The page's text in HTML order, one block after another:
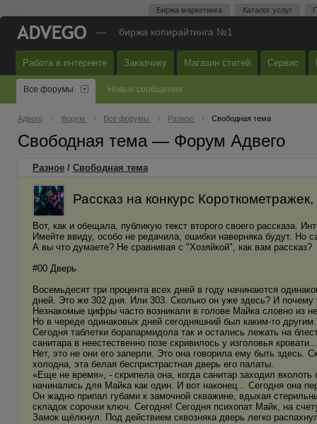
Биржа маркетинга Каталог услуг
— биржа копирайтинга №1
Работа в интернете Заказчику Магазин статей Сервис
Все форумы Новые сообщения
Адвего Форум Все форумы Разное Свободная тема
Свободная тема — Форум Адвего
Разное / Свободная тема
Рассказ на конкурс
Вот, как и обещала, публикую текст второго своего рассказа.
Имейте ввиду, особо не редачила, ошибки наверняка будут. Но
А вы что думаете? Не сравнивая с "Хозяйкой", как вам рассказ?
#00 Дверь
Восемьдесят три процента всех дней в году начинаются
дней. Это же 302 дня. Или 303. Сколько он уже здесь? И почему
Незнакомые цифры часто возникали в голове Майка словно из
Но в череде одинаковых дней сегодняшний был каким-то другим.
Сегодня таблетки борапармидола так и остались лежать на
санитара в неестественно позе скривилось у изголовья кровати...
Нет, это не они его заперли. Это она говорила ему быть
холодна, эта белая беспристрастная дверь его палаты.
«Еще не время», - скрипела она, когда санитар заходил
начинались для Майка как один. И вот наконец... Сегодня она
Он жадно припал губами к замочной скважине, вдыхая
складок сорочки ключ. Сегодня! Сегодня психопат Майк, на
Замок щёлкнул. Под действием сквозняка дверь легко